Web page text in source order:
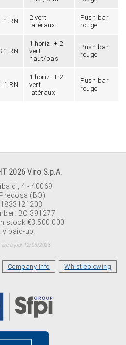
2 vert.
latéraux
Push bar
rouge
1 horiz. + 2
vert.
haut/bas
Push bar
rouge
1 horiz. + 2
vert.
latéraux
Push bar
rouge
2026 Viro S.p.A.
4 - 40069
(BO)
BO 391277
stock €3.500.000
paid-up.
à jour 12/05/2023
Company Info Whistleblowing